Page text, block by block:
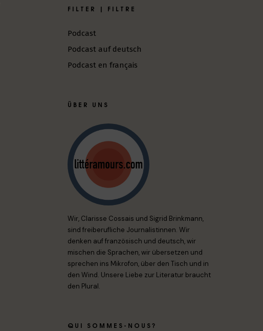
FILTER | FILTRE
Podcast
Podcast auf deutsch
Podcast en français
ÜBER UNS
Wir, Clarisse Cossais und Sigrid Brinkmann,
sind freiberufliche Journalistinnen. Wir
denken auf französisch und deutsch, wir
mischen die Sprachen, wir übersetzen und
sprechen ins Mikrofon, über den Tisch und in
den Wind. Unsere Liebe zur Literatur braucht
den Plural.
QUI SOMMES-NOUS?